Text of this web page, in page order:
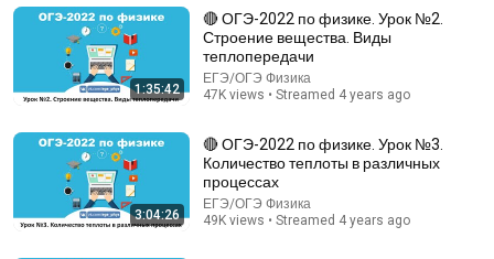
1:35:42
🔴 ОГЭ-2022 по физике. Урок №2.
Строение вещества. Виды
теплопередачи
ЕГЭ/ОГЭ Физика
47K views • Streamed 4 years ago
3:04:26
🔴 ОГЭ-2022 по физике. Урок №3.
Количество теплоты в различных
процессах
ЕГЭ/ОГЭ Физика
49K views • Streamed 4 years ago